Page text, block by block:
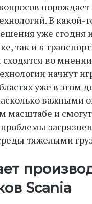
В какой-
уже сгодня
так и в
во
начнут
уже в этом
важными
масштабе и
тяжелыми
Scania